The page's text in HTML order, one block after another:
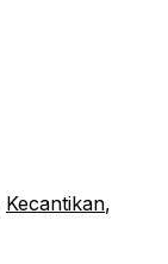
Kecantikan,